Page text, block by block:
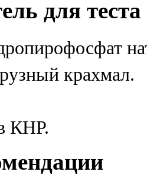
для
крахмал.
КНР.